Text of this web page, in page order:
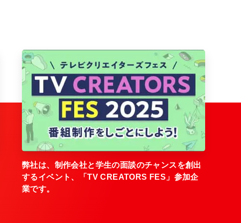
弊社は、制作会社と学生の面談のチャンスを創出
するイベント、「TV CREATORS FES」参加企
業です。